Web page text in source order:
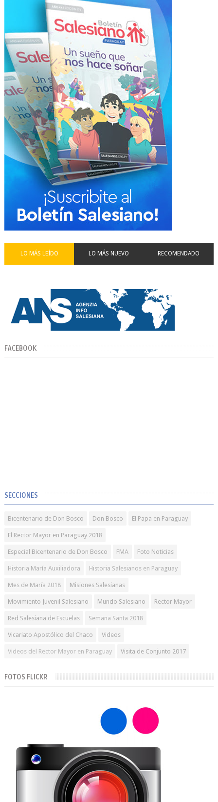
LO MÁS LEÍDO LO MÁS NUEVO RECOMENDADO
FACEBOOK
SECCIONES
Bicentenario de Don Bosco Don Bosco El Papa en Paraguay
El Rector Mayor en Paraguay 2018
Especial Bicentenario de Don Bosco FMA Foto Noticias
Historia María Auxiliadora Historia Salesianos en Paraguay
Mes de María 2018 Misiones Salesianas
Movimiento Juvenil Salesiano Mundo Salesiano Rector Mayor
Red Salesiana de Escuelas Semana Santa 2018
Vicariato Apostólico del Chaco Videos
Videos del Rector Mayor en Paraguay Visita de Conjunto 2017
FOTOS FLICKR